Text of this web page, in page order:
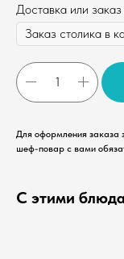
Доставка или
Для оформления заказа
шеф-повар с вами
С этими